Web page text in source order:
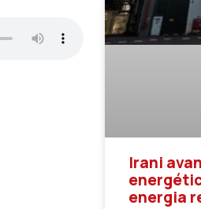
Irani
energia